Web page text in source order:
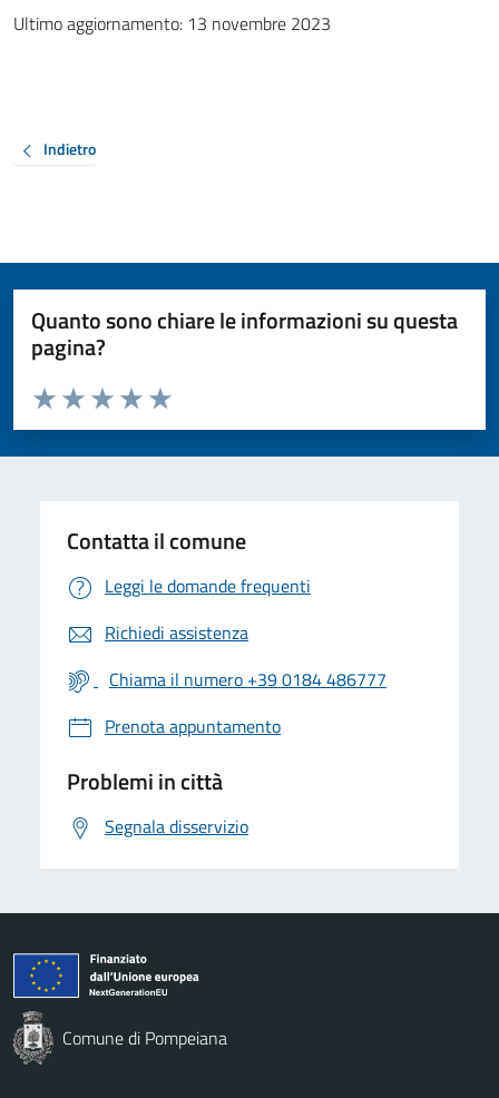
Ultimo aggiornamento: 13 novembre 2023
Indietro
Quanto sono chiare le informazioni su questa
pagina?
Valuta da 1 a 5 stelle la pagina
Valuta 5 stelle su 5
Valuta 4 stelle su 5
Valuta 3 stelle su 5
Valuta 2 stelle su 5
Valuta 1 stelle su 5
Contatta il comune
Leggi le domande frequenti
Richiedi assistenza
Chiama il numero +39 0184 486777
Prenota appuntamento
Problemi in città
Segnala disservizio
Comune di Pompeiana